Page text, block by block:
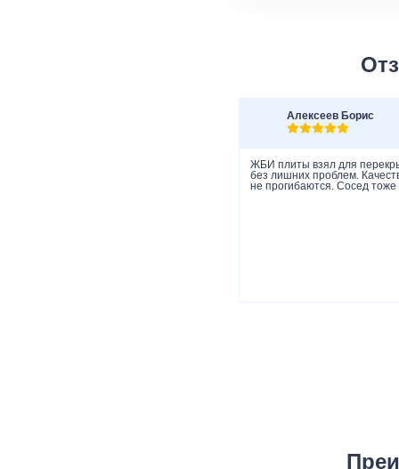
Алексеев Борис
ЖБИ плиты взял для
без лишних проблем.
не прогибаются. Сосед тоже